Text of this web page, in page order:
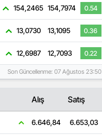
154,2465 154,7974 0.54
13,0730 13,1095 0.36
12,6987 12,7093 0.22
Son Güncellenme: 07 Ağustos 23:50
Alış Satış
6.646,84 6.653,03